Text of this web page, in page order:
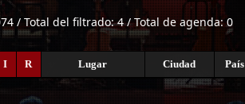
/ Total del filtrado: 4 / Total de agenda: 0
I R Lugar Ciudad País